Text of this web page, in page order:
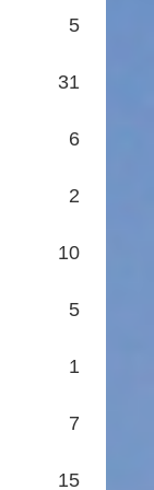
5
31
6
2
10
5
1
7
15